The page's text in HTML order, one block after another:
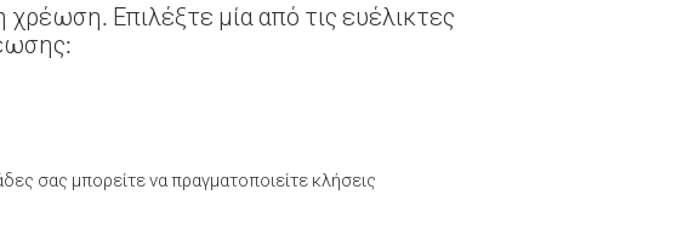
Επιλέξτε μία από τις ευέλικτες
σας μπορείτε να πραγματοποιείτε κλήσεις